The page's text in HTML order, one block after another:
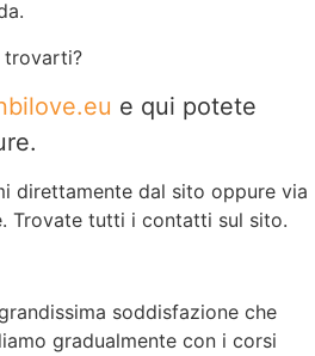
trovarti?
e qui potete
direttamente dal sito oppure via
Trovate tutti i contatti sul sito.
soddisfazione che
gradualmente con i corsi